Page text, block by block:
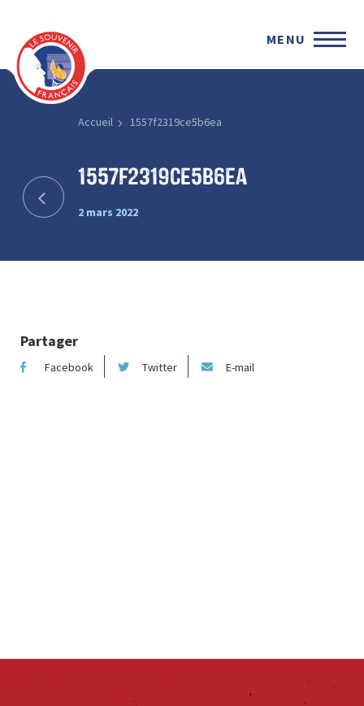
MENU
Accueil 1557f2319ce5b6ea
1557f2319ce5b6ea
2 mars 2022
Partager
Facebook Twitter E-mail